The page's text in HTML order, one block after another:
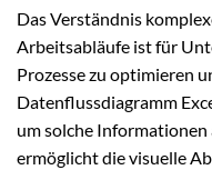
Das Verständnis
Arbeitsabläufe ist für
Prozesse zu optimieren
Datenflussdiagramm
um solche Informationen
ermöglicht die visuelle